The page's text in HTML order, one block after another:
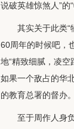
说破英雄惊煞人”的
其实关于此类
60周年的时候吧，
地“精致细腻，凌
如果一个敌占的华
的教育总署的督办。
至于周作人身